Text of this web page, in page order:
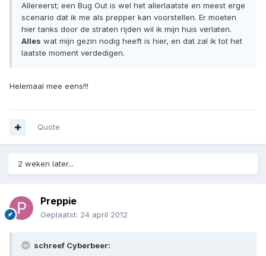
Allereerst; een Bug Out is wel het allerlaatste en meest erge
scenario dat ik me als prepper kan voorstellen. Er moeten
hier tanks door de straten rijden wil ik mijn huis verlaten.
Alles wat mijn gezin nodig heeft is hier, en dat zal ik tot het
laatste moment verdedigen.
Helemaal mee eens!!!
Quote
2 weken later...
Preppie
Geplaatst: 24 april 2012
schreef Cyberbeer: